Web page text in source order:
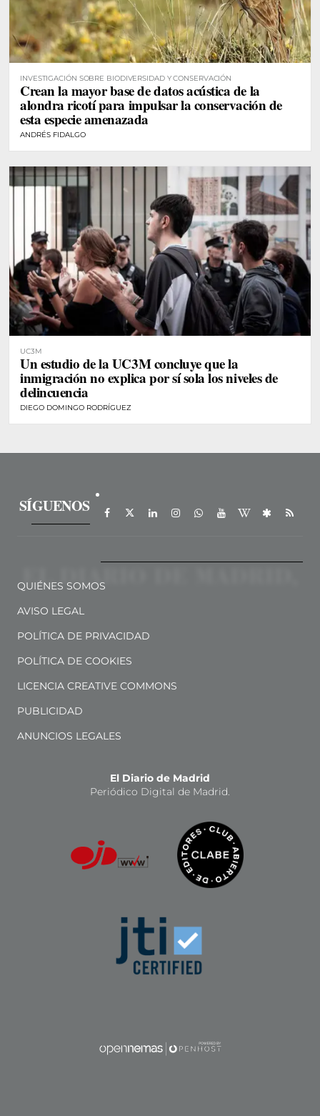
INVESTIGACIÓN SOBRE BIODIVERSIDAD Y CONSERVACIÓN
Crean la mayor base de datos acústica de la
alondra ricotí para impulsar la conservación de
esta especie amenazada
ANDRÉS FIDALGO
UC3M
Un estudio de la UC3M concluye que la
inmigración no explica por sí sola los niveles de
delincuencia
DIEGO DOMINGO RODRÍGUEZ
SÍGUENOS
QUIÉNES SOMOS
AVISO LEGAL
POLÍTICA DE PRIVACIDAD
POLÍTICA DE COOKIES
LICENCIA CREATIVE COMMONS
PUBLICIDAD
ANUNCIOS LEGALES
El Diario de Madrid
Periódico Digital de Madrid.